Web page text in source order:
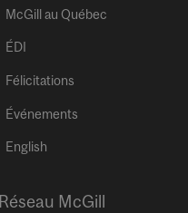
McGill au Québec
ÉDI
Félicitations
Événements
English
Réseau McGill